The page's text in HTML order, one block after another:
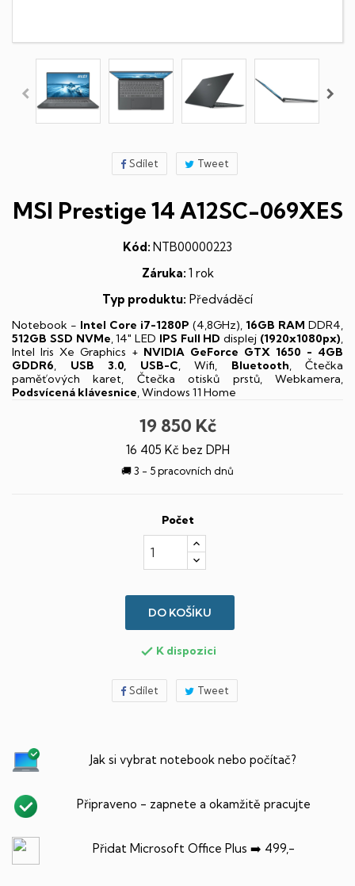
Sdílet Tweet
MSI Prestige 14 A12SC-069XES
Kód: NTB00000223
Záruka: 1 rok
Typ produktu: Předváděcí
Notebook - Intel Core i7-1280P (4,8GHz), 16GB RAM DDR4,
512GB SSD NVMe, 14" LED IPS Full HD displej (1920x1080px),
Intel Iris Xe Graphics + NVIDIA GeForce GTX 1650 - 4GB
GDDR6, USB 3.0, USB-C, Wifi, Bluetooth, Čtečka
paměťových karet, Čtečka otisků prstů, Webkamera,
Podsvícená klávesnice, Windows 11 Home
19 850 Kč
16 405 Kč bez DPH
🚚 3 - 5 pracovních dnů
Počet
DO KOŠÍKU
 K dispozici
Sdílet Tweet
Jak si vybrat notebook nebo počítač?
Připraveno - zapnete a okamžitě pracujte
Přidat Microsoft Office Plus ➡️ 499,-